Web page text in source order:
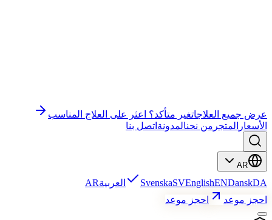
عرض جميع العلاجاتغير متأكد؟ اعثر على العلاج المناسب
الأسعار المتجر من نحنالمدونة اتصل بنا
AR
SvenskaSVEnglishENDanskDA العربيةAR
احجز موعد
احجز موعد